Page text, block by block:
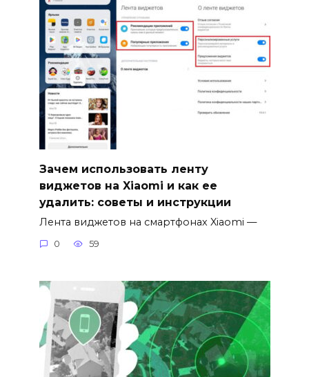
Зачем использовать ленту
виджетов на Xiaomi и как ее
удалить: советы и инструкции
Лента виджетов на смартфонах Xiaomi —
0 59